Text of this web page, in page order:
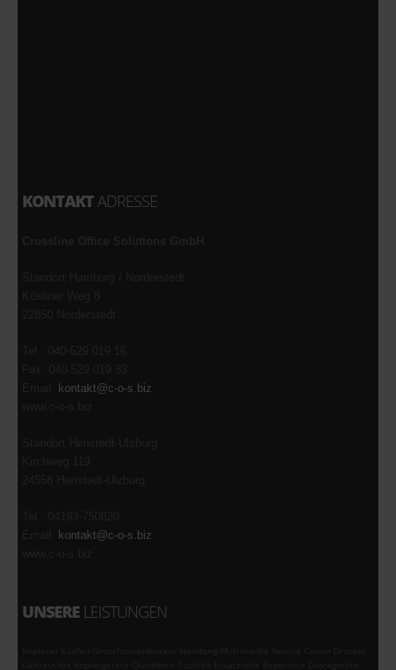
KONTAKT ADRESSE
kontakt@c-o-s.biz
kontakt@c-o-s.biz
UNSERE LEISTUNGEN